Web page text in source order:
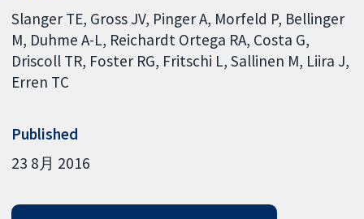
Slanger TE Gross JV Pinger A Morfeld P Bellinger
M Duhme A-L Reichardt Ortega RA Costa G
Driscoll TR Foster RG Fritschi L Sallinen M Liira J
Erren TC
Published
23 8月 2016